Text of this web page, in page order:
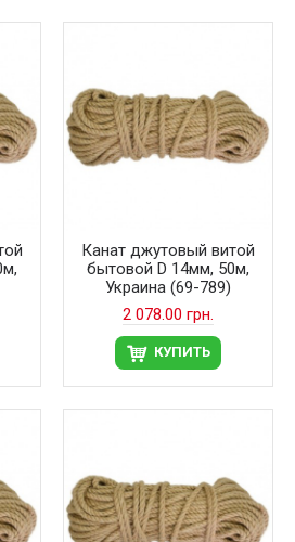
Канат джутовый витой
бытовой D 14мм, 50м,
Украина (69-789)
2 078.00 грн.
КУПИТЬ